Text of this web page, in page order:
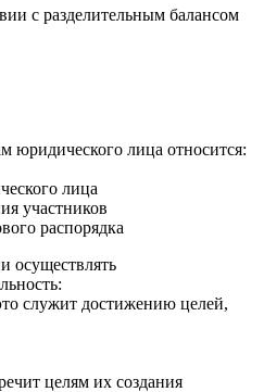
с разделительным балансом
юридического лица относится:
лица
участников
распорядка
осуществлять
служит достижению целей,
целям их создания